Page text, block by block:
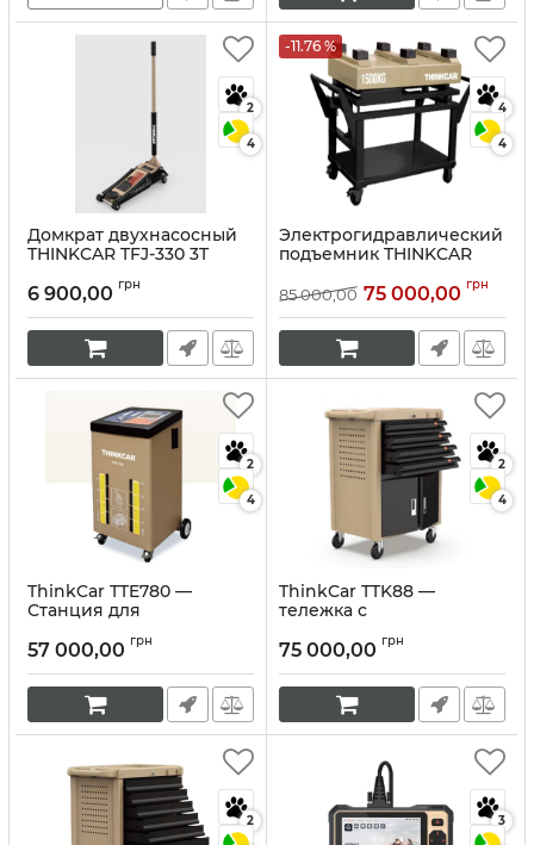
2
4
Домкрат двухнасосный
THINKCAR TFJ-330 3T
6 900,00 грн
-11.76 %
4
4
Электрогидравлический
подъемник THINKCAR
аккумуляторов
Артикул:10320
85 000,00 75 000,00 грн
2
4
ThinkCar TTE780 —
Станция для
масла в АКПП
Артикул:10318
57 000,00 грн
2
4
ThinkCar TTK88 —
тележка с
инструментом для
предметов)
Артикул:10317
75 000,00 грн
2 3